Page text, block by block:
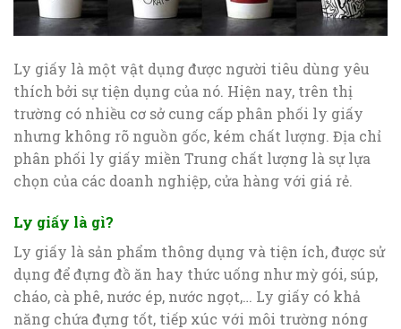
Ly giấy là một vật dụng được người tiêu dùng yêu
thích bởi sự tiện dụng của nó. Hiện nay, trên thị
trường có nhiều cơ sở cung cấp phân phối ly giấy
nhưng không rõ nguồn gốc, kém chất lượng. Địa chỉ
phân phối ly giấy miền Trung chất lượng là sự lựa
chọn của các doanh nghiệp, cửa hàng với giá rẻ.
Ly giấy là gì?
Ly giấy là sản phẩm thông dụng và tiện ích, được sử
dụng để đựng đồ ăn hay thức uống như mỳ gói, súp,
cháo, cà phê, nước ép, nước ngọt,… Ly giấy có khả
năng chứa đựng tốt, tiếp xúc với môi trường nóng